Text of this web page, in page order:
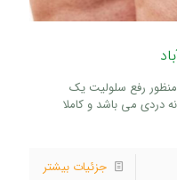
منظور رفع سلولیت یک
دردی می باشد و کاملا
جزئیات بیشتر